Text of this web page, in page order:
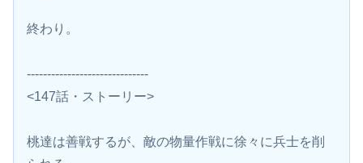
終わり。
------------------------------
<147話・ストーリー>
桃達は善戦するが、敵の物量作戦に徐々に兵士を削